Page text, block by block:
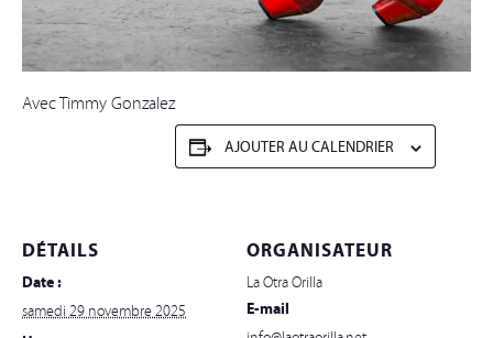
Avec Timmy Gonzalez
AJOUTER AU CALENDRIER
DÉTAILS
Date :
samedi 29 novembre 2025
ORGANISATEUR
La Otra Orilla
E-mail